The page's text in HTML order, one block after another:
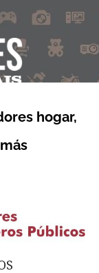
hogar,